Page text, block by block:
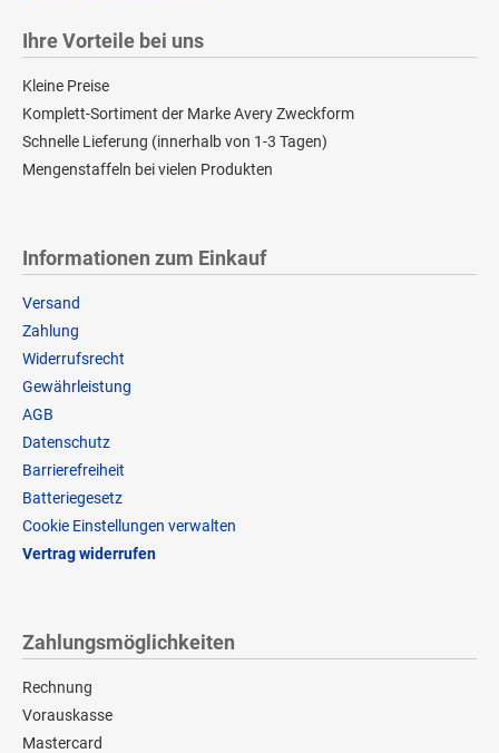
Ihre Vorteile bei uns
Kleine Preise
Komplett-Sortiment der Marke Avery Zweckform
Schnelle Lieferung (innerhalb von 1-3 Tagen)
Mengenstaffeln bei vielen Produkten
Informationen zum Einkauf
Versand
Zahlung
Widerrufsrecht
Gewährleistung
AGB
Datenschutz
Barrierefreiheit
Batteriegesetz
Cookie Einstellungen verwalten
Vertrag widerrufen
Zahlungsmöglichkeiten
Rechnung
Vorauskasse
Mastercard